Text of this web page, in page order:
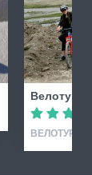
Велотур
ВЕЛОТУР